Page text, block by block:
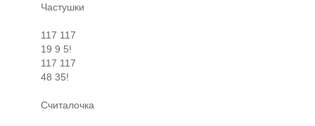
Частушки
117 117
19 9 5!
117 117
48 35!
Считалочка